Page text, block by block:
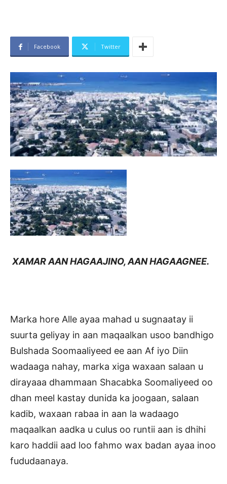
Facebook Twitter
XAMAR AAN HAGAAJINO, AAN HAGAAGNEE.
Marka hore Alle ayaa mahad u sugnaatay ii
suurta geliyay in aan maqaalkan usoo bandhigo
Bulshada Soomaaliyeed ee aan Af iyo Diin
wadaaga nahay, marka xiga waxaan salaan u
dirayaaa dhammaan Shacabka Soomaliyeed oo
dhan meel kastay dunida ka joogaan, salaan
kadib, waxaan rabaa in aan la wadaago
maqaalkan aadka u culus oo runtii aan is dhihi
karo haddii aad loo fahmo wax badan ayaa inoo
fududaanaya.